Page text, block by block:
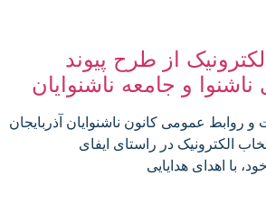
از طرح پیوند
و جامعه ناشنوایان
روابط عمومی کانون ناشنوایان آذربایجان
الکترونیک در راستای ایفای
با اهدای هدایایی